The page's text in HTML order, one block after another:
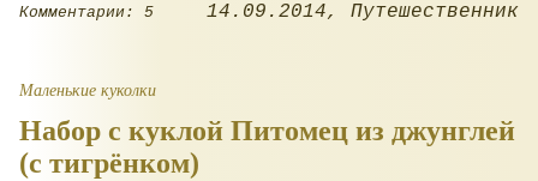
Комментарии: 5 14.09.2014 Путешественник
Маленькие куколки
Набор с куклой Питомец из джунглей
(с тигрёнком)